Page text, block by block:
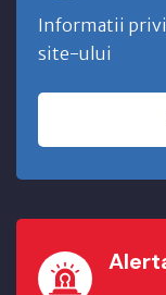
Informatii
site-ului